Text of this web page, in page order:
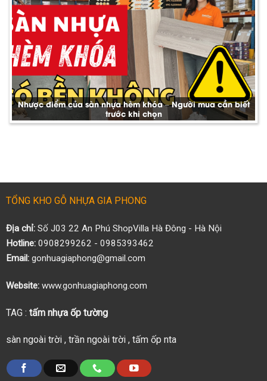
Nhược điểm của sàn nhựa hèm khóa – Người mua cần biết
trước khi chọn
TỔNG KHO GỖ NHỰA GIA PHONG
Địa chỉ:Số J03 22 An Phú ShopVilla Hà Đông - Hà Nội
Hotline:0908299262 - 0985393462
Email:gonhuagiaphong@gmail.com
Website:www.gonhuagiaphong.com
TAG : tấm nhựa ốp tường
sàn ngoài trời, trần ngoài trời, tấm ốp nta